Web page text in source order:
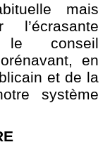
mais
l’écrasante
conseil
en
et de la
système